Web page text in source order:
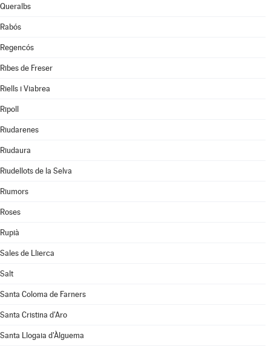
Queralbs
Rabós
Regencós
Ribes de Freser
Riells i Viabrea
Ripoll
Riudarenes
Riudaura
Riudellots de la Selva
Riumors
Roses
Rupià
Sales de Llierca
Salt
Santa Coloma de Farners
Santa Cristina d'Aro
Santa Llogaia d'Àlguema